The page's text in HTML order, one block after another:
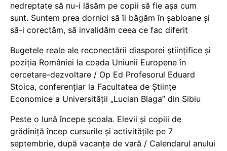
nedreptate să nu-i lăsăm pe copii să fie așa cum
sunt. Suntem prea dornici să îi băgăm în șabloane și
să-i corectăm, să invalidăm ceea ce fac diferit
Bugetele reale ale reconectării diasporei științifice și
poziția României la coada Uniunii Europene în
cercetare-dezvoltare / Op Ed Profesorul Eduard
Stoica, conferențiar la Facultatea de Științe
Economice a Universității „Lucian Blaga” din Sibiu
Peste o lună începe școala. Elevii și copiii de
grădiniță încep cursurile și activitățile pe 7
septembrie, după vacanța de vară / Calendarul anului